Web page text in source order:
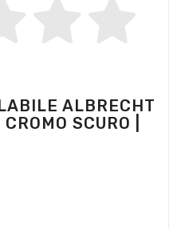
ALBRECHT
SCURO |